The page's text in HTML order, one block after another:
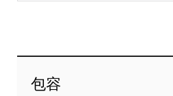
包容